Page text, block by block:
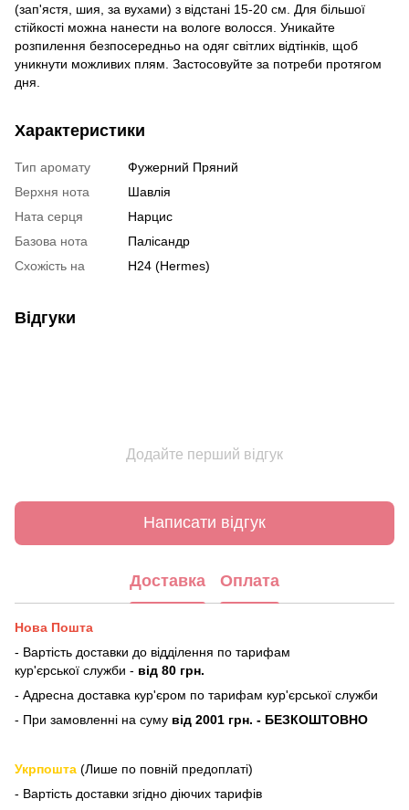
(зап'ястя, шия, за вухами) з відстані 15-20 см. Для більшої
стійкості можна нанести на вологе волосся. Уникайте
розпилення безпосередньо на одяг світлих відтінків, щоб
уникнути можливих плям. Застосовуйте за потреби протягом
дня.
Характеристики
Тип аромату
Фужерний Пряний
Верхня нота
Шавлія
Ната серця
Нарцис
Базова нота
Палісандр
Схожість на
Н24 (Hermes)
Відгуки
Додайте перший відгук
Написати відгук
Доставка Оплата
Нова Пошта
- Вартість доставки до відділення по тарифам
кур'єрської служби - від 80 грн.
- Адресна доставка кур'єром по тарифам кур'єрської служби
- При замовленні на суму від 2001 грн. - БЕЗКОШТОВНО
Укрпошта (Лише по повній предоплаті)
- Вартість доставки згідно діючих тарифів